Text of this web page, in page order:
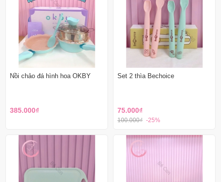
Nồi chảo đá hình hoa OKBY
385.000₫
Set 2 thìa Bechoice
75.000₫
100.000₫ -25%